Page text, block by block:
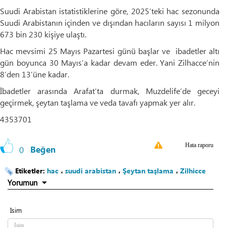
Suudi Arabistan istatistiklerine göre, 2025’teki hac sezonunda
Suudi Arabistanın içinden ve dışından hacıların sayısı 1 milyon
673 bin 230 kişiye ulaştı.
Hac mevsimi 25 Mayıs Pazartesi günü başlar ve ibadetler altı
gün boyunca 30 Mayıs’a kadar devam eder. Yani Zilhacce’nin
8’den 13’üne kadar.
İbadetler arasında Arafat’ta durmak, Muzdelife’de geceyi
geçirmek, şeytan taşlama ve veda tavafı yapmak yer alır.
4353701
0 Beğen Hata raporu
Etiketler: hac ، suudi arabistan ، Şeytan taşlama ، Zilhicce
Yorumun
İsim